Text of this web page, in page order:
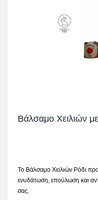
Βάλσαμο Χειλιών
Το Βάλσαμο Χειλιών Ρόδι
ενυδάτωση, επούλωση και
σας.